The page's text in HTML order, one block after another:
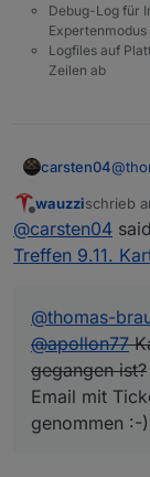
Debug-Log für
Logfiles auf
Zeilen ab
carsten04@
Offline
wauzzischrieb
zuletzt
@carsten04
Treffen 9.11.
@thomas-
@apollon77
gegangen ist?
Email mit
genommen :-